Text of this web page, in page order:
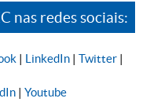
nas redes sociais:
| LinkedIn | Twitter |
| Youtube